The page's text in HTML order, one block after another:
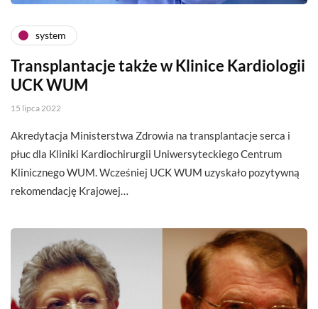
system
Transplantacje także w Klinice Kardiologii
UCK WUM
15 lipca 2022
Akredytacja Ministerstwa Zdrowia na transplantacje serca i
płuc dla Kliniki Kardiochirurgii Uniwersyteckiego Centrum
Klinicznego WUM. Wcześniej UCK WUM uzyskało pozytywną
rekomendację Krajowej…